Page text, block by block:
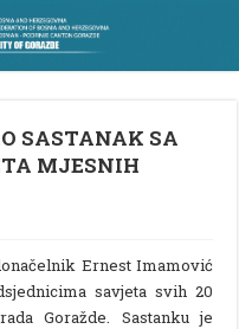
SASTANAK SA
MJESNIH
Ernest Imamović
savjeta svih 20
Goražde. Sastanku je